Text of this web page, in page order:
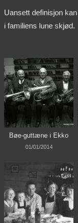
Uansett definisjon
i familiens lune skjød.
Bøe-guttæne i Ekko
01/01/2014